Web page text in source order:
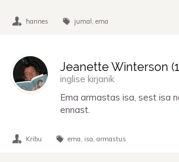
hannes jumal ema
Jeanette Winterson (
inglise kirjanik
Ema armastas isa, sest isa
ennast.
Kribu ema isa armastus